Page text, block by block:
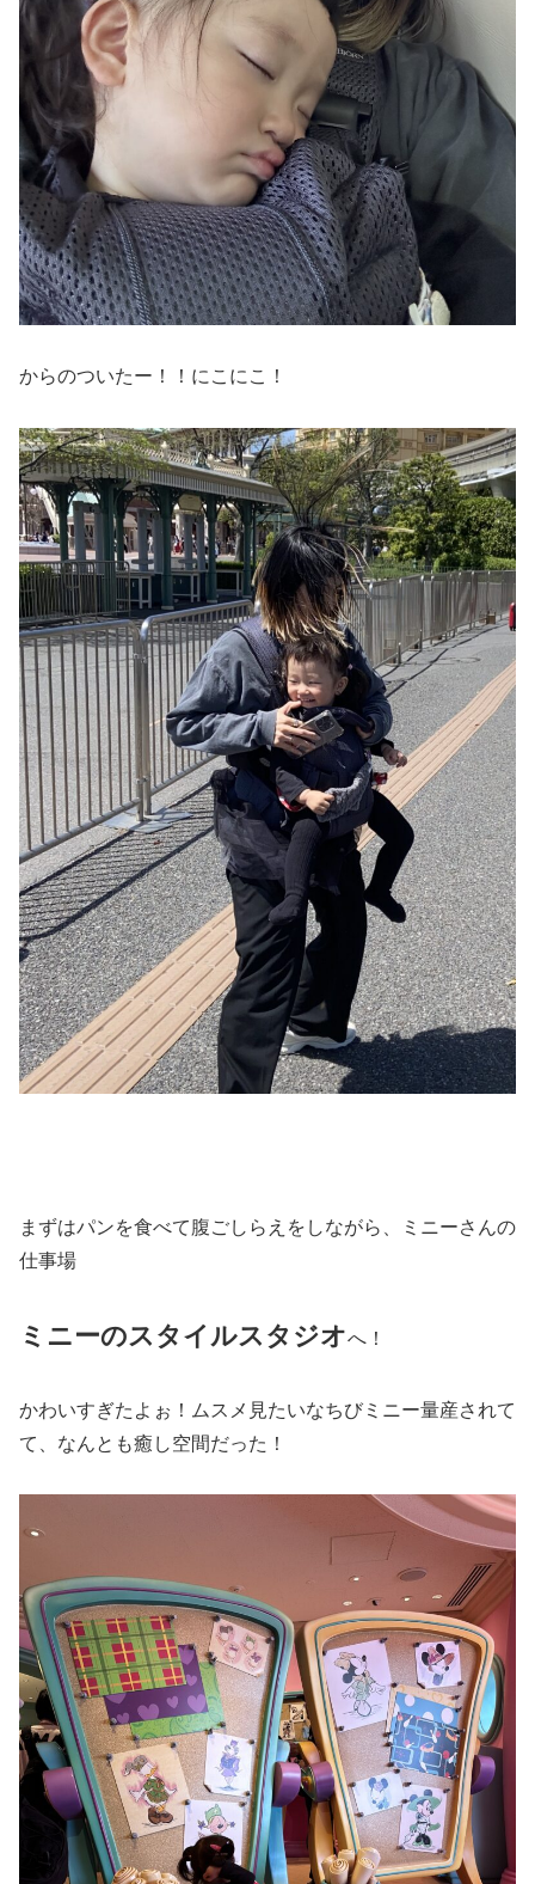
からのついたー！！にこにこ！
まずはパンを食べて腹ごしらえをしながら、ミニーさんの
仕事場
ミニーのスタイルスタジオへ！
かわいすぎたよぉ！ムスメ見たいなちびミニー量産されて
て、なんとも癒し空間だった！